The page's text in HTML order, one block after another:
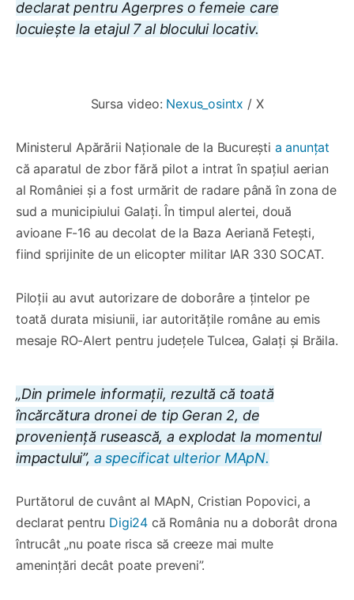
declarat pentru Agerpres o femeie care
locuiește la etajul 7 al blocului locativ.
Sursa video: Nexus_osintx / X
Ministerul Apărării Naționale de la București a anunțat
că aparatul de zbor fără pilot a intrat în spațiul aerian
al României și a fost urmărit de radare până în zona de
sud a municipiului Galați. În timpul alertei, două
avioane F-16 au decolat de la Baza Aeriană Fetești,
fiind sprijinite de un elicopter militar IAR 330 SOCAT.
Piloții au avut autorizare de doborâre a țintelor pe
toată durata misiunii, iar autoritățile române au emis
mesaje RO-Alert pentru județele Tulcea, Galați și Brăila.
„Din primele informații, rezultă că toată
încărcătura dronei de tip Geran 2, de
proveniență rusească, a explodat la momentul
impactului”, a specificat ulterior MApN.
Purtătorul de cuvânt al MApN, Cristian Popovici, a
declarat pentru Digi24 că România nu a doborât drona
întrucât „nu poate risca să creeze mai multe
amenințări decât poate preveni”.